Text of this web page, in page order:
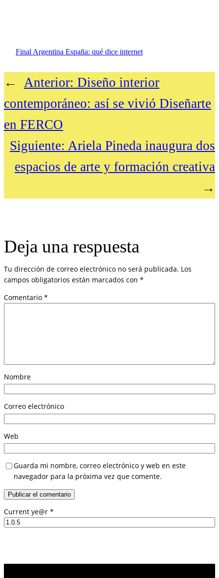
Final Argentina España: qué dice internet
← Anterior: Diseño interior
contemporáneo: así se vivió Diseñarte
en FERCO
Siguiente: Ariela Pineda inaugura dos
espacios de arte y formación creativa
→
Deja una respuesta
Tu dirección de correo electrónico no será publicada. Los
campos obligatorios están marcados con *
Comentario *
Nombre
Correo electrónico
Web
Guarda mi nombre, correo electrónico y web en este
navegador para la próxima vez que comente.
Current ye@r *